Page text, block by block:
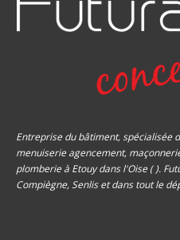
Entreprise du bâtiment, spécialisée
menuiserie agencement,
plomberie à Etouy dans l'Oise ( ).
Compiègne, Senlis et dans tout le